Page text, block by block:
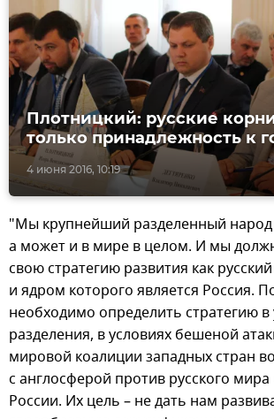
4 июня 2016, 10:19
Плотницкий: русские
только принадлежность к
"Мы крупнейший разделенный народ
а может и в мире в целом. И мы
свою стратегию развития как
и ядром которого является Россия.
необходимо определить стратегию в
разделения, в условиях бешеной
мировой коалиции западных стран
с англосферой против русского
России. Их цель – не дать нам